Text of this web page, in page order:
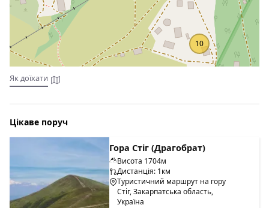
скористатися місцевим транспортом.
До послуг гостей ресторан,в меню якого страви
європейської,української та гуцульської кухні.Бар з
широким асортиментом алкогольних та безалкогольних
напоїв.
10
Як доїхати
Цікаве поруч
Гора Стіг (Драгобрат)
Висота 1704м
Дистанція: 1км
Туристичний маршрут на гору
Стіг, Закарпатська область,
Україна